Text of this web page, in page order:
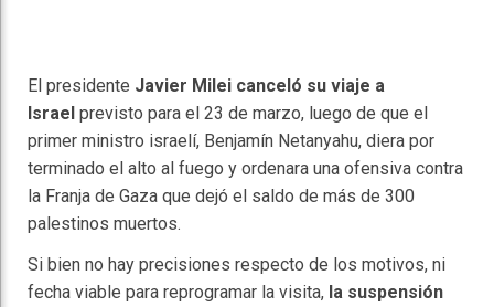
El presidente Javier Milei canceló su viaje a
Israel previsto para el 23 de marzo, luego de que el
primer ministro israelí, Benjamín Netanyahu, diera por
terminado el alto al fuego y ordenara una ofensiva contra
la Franja de Gaza que dejó el saldo de más de 300
palestinos muertos.
Si bien no hay precisiones respecto de los motivos, ni
fecha viable para reprogramar la visita, la suspensión